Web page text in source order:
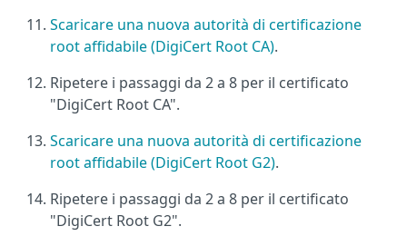
Scaricare una nuova autorità di certificazione
root affidabile (DigiCert Root CA).
Ripetere i passaggi da 2 a 8 per il certificato
"DigiCert Root CA".
Scaricare una nuova autorità di certificazione
root affidabile (DigiCert Root G2).
Ripetere i passaggi da 2 a 8 per il certificato
"DigiCert Root G2".